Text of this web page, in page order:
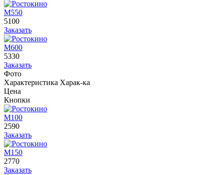
М550
5100
Заказать
М600
5330
Заказать
Фото
Характеристика Харак-ка
Цена
Кнопки
М100
2590
Заказать
М150
2770
Заказать